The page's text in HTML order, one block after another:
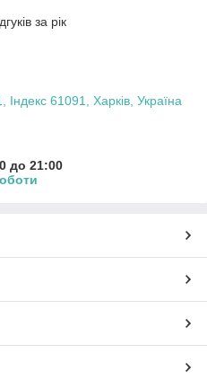
за рік
Індекс 61091, Харків, Україна
до 21:00